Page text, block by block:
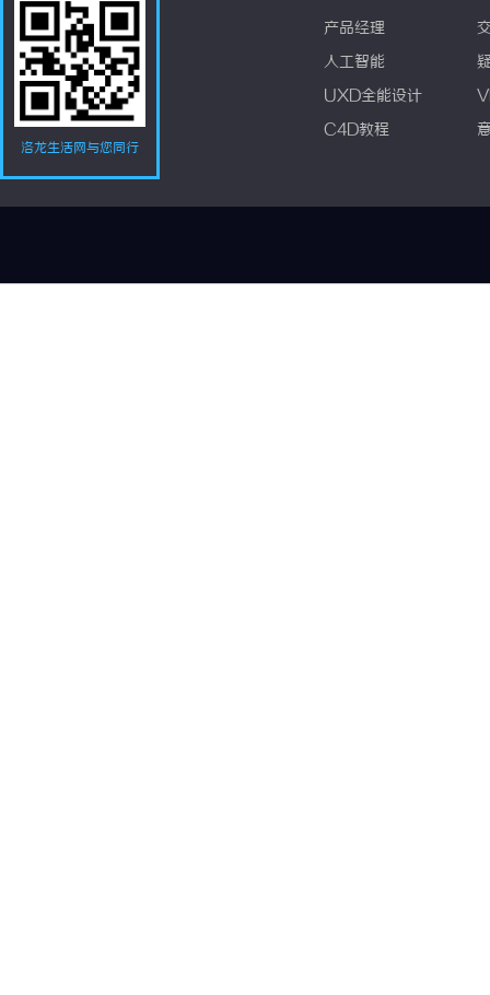
洛龙生活网与您同行
产品经理
人工智能
UXD全能设计
C4D教程